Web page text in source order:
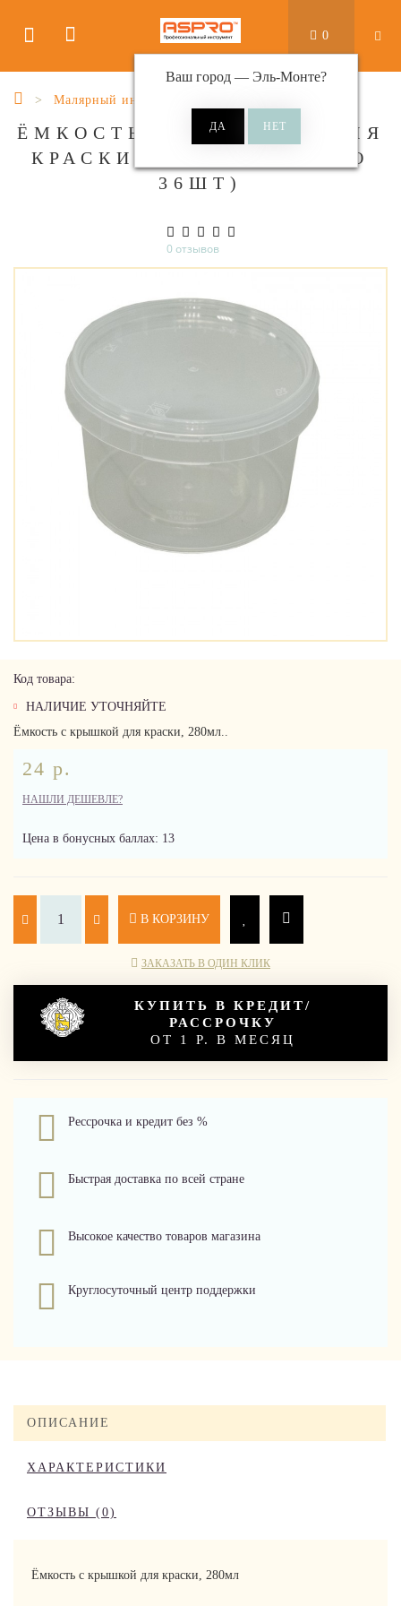
Ваш город — Эль-Монте?
0
Малярный инструмент
ЁМКОСТЬ С КРЫШКОЙ ДЛЯ
КРАСКИ, 280МЛ (КРАТНО
36ШТ)
0 отзывов
Код товара:
НАЛИЧИЕ УТОЧНЯЙТЕ
Ёмкость с крышкой для краски, 280мл..
24 р.
НАШЛИ ДЕШЕВЛЕ?
Цена в бонусных баллах: 13
В КОРЗИНУ
ЗАКАЗАТЬ В ОДИН КЛИК
КУПИТЬ В КРЕДИТ/
РАССРОЧКУ
ОТ 1 Р. В МЕСЯЦ
Рессрочка и кредит без %
Быстрая доставка по всей стране
Высокое качество товаров магазина
Круглосуточный центр поддержки
ОПИСАНИЕ
ХАРАКТЕРИСТИКИ
ОТЗЫВЫ (0)
Ёмкость с крышкой для краски, 280мл